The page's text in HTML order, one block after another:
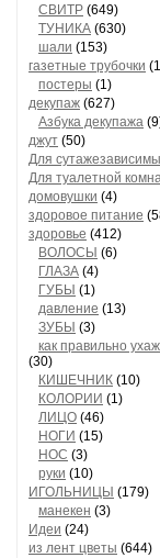
СВИТР (649)
ТУНИКА (630)
шали (153)
газетные трубочки
постеры (1)
декупаж (627)
Азбука декупажа
джут (50)
Для
Для туалетной
домовушки (4)
здоровое питание
здоровье (412)
ВОЛОСЫ (6)
ГЛАЗА (4)
ГУБЫ (1)
давление (13)
ЗУБЫ (3)
как правильно
(30)
КИШЕЧНИК (10)
КОЛОРИИ (1)
ЛИЦО (46)
НОГИ (15)
НОС (3)
руки (10)
ИГОЛЬНИЦЫ (179)
манекен (3)
Идеи (24)
из лент цветы (644)